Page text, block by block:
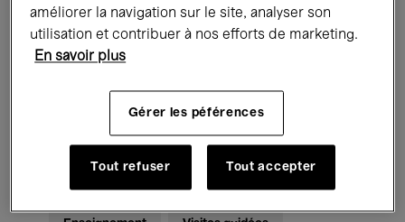
Rencontres & Débats Jazz
Musique électronique
améliorer la navigation sur le site, analyser son
utilisation et contribuer à nos efforts de marketing.
En savoir plus
Gérer les péférences
Tout refuser Tout accepter